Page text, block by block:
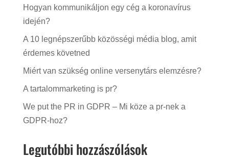
Hogyan kommunikáljon egy cég a koronavírus
idején?
A 10 legnépszerűbb közösségi média blog, amit
érdemes követned
Miért van szükség online versenytárs elemzésre?
A tartalommarketing is pr?
We put the PR in GDPR – Mi köze a pr-nek a
GDPR-hoz?
Legutóbbi hozzászólások